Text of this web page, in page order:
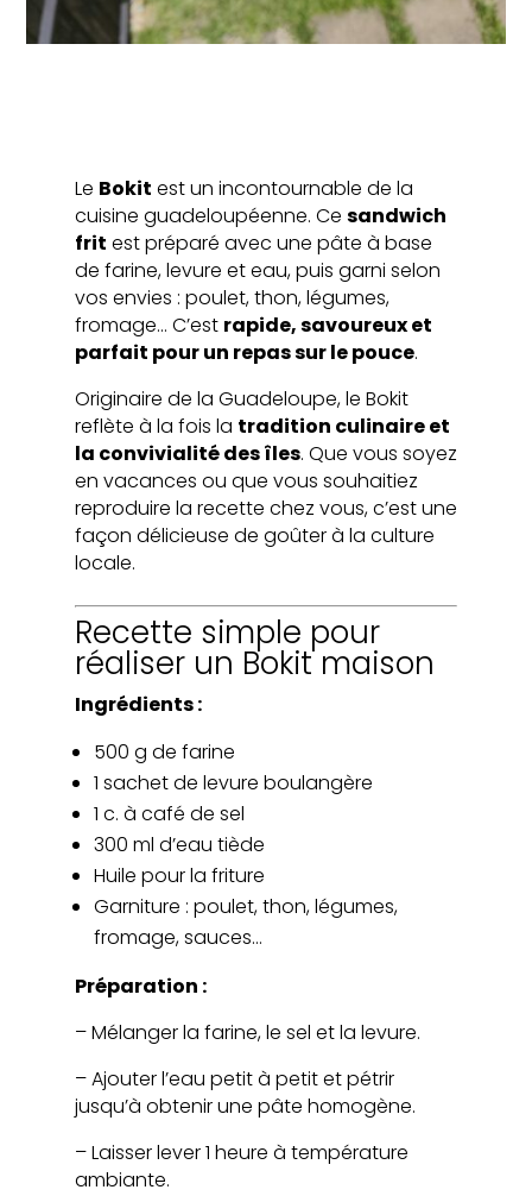
Le Bokit est un incontournable de la
cuisine guadeloupéenne. Ce sandwich
frit est préparé avec une pâte à base
de farine, levure et eau, puis garni selon
vos envies : poulet, thon, légumes,
fromage… C’est rapide, savoureux et
parfait pour un repas sur le pouce.
Originaire de la Guadeloupe, le Bokit
reflète à la fois la tradition culinaire et
la convivialité des îles. Que vous soyez
en vacances ou que vous souhaitiez
reproduire la recette chez vous, c’est une
façon délicieuse de goûter à la culture
locale.
Recette simple pour
réaliser un Bokit maison
Ingrédients :
500 g de farine
1 sachet de levure boulangère
1 c. à café de sel
300 ml d’eau tiède
Huile pour la friture
Garniture : poulet, thon, légumes,
fromage, sauces…
Préparation :
– Mélanger la farine, le sel et la levure.
– Ajouter l’eau petit à petit et pétrir
jusqu’à obtenir une pâte homogène.
– Laisser lever 1 heure à température
ambiante.